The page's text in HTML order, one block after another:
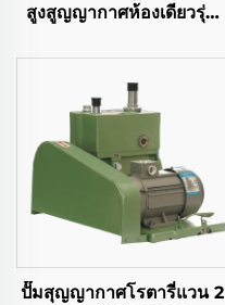
สูงสูญญากาศห้องเดียวรุ่น
ปั๊มสุญญากาศโรตารี่แวน 2